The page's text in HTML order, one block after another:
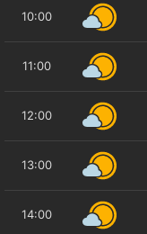
10:00
11:00
12:00
13:00
14:00